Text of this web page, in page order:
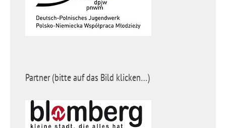
Partner (bitte auf das Bild klicken…)